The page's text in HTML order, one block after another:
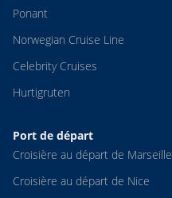
Ponant
Norwegian Cruise Line
Celebrity Cruises
Hurtigruten
Port de départ
Croisière au départ de Marseille
Croisière au départ de Nice